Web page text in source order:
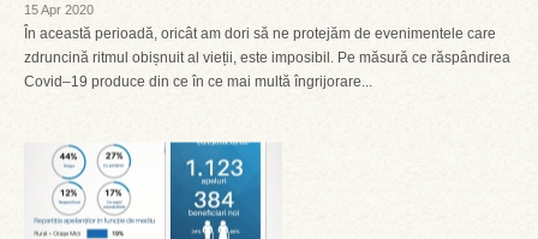
15 Apr 2020
În această perioadă, oricât am dori să ne protejăm de evenimentele care
zdruncină ritmul obișnuit al vieții, este imposibil. Pe măsură ce răspândirea
Covid–19 produce din ce în ce mai multă îngrijorare...